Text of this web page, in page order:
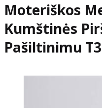
Moteriškos
Kumštinės
Pašiltinimu